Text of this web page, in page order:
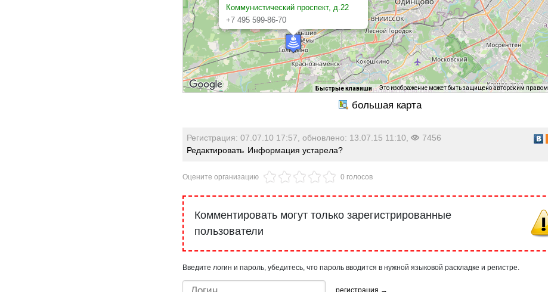
Коммунистический проспект, д.22
+7 495 599-86-70
С 9:00 до 18:00
Быстрые клавиши Это изображение может быть защищено авторским правом
Регистрация: 07.07.10 17:57, обновлено: 13.07.15 11:10,
7456
Редактировать Информация устарела?
Оцените организацию 0 голосов
Комментировать могут только зарегистрированные
пользователи
Введите логин и пароль, убедитесь, что пароль вводится в нужной языковой раскладке и регистре.
регистрация →